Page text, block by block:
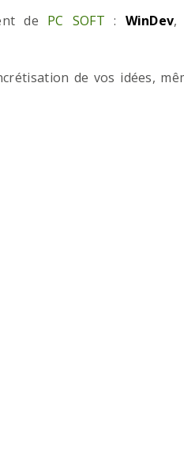
de PC SOFT : WinDev,
de vos idées,